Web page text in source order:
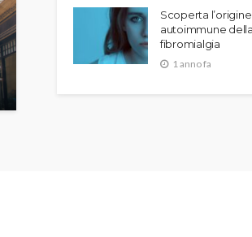
Scoperta l’origine
autoimmune della
fibromialgia
1 anno fa